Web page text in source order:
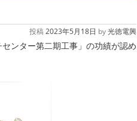
投稿 2023年5月18日 by光徳電興
ンター第二期工事」の功績が認め